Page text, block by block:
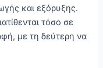
και εξόρυξης.
τόσο σε
με τη δεύτερη να